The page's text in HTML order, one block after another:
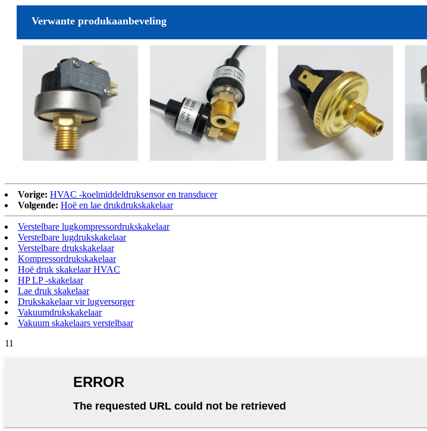
Verwante produkaanbeveling
Vorige: HVAC -koelmiddeldruksensor en transducer
Volgende: Hoë en lae drukdrukskakelaar
Verstelbare lugkompressordrukskakelaar
Verstelbare lugdrukskakelaar
Verstelbare drukskakelaar
Kompressordrukskakelaar
Hoë druk skakelaar HVAC
HP LP -skakelaar
Lae druk skakelaar
Drukskakelaar vir lugversorger
Vakuumdrukskakelaar
Vakuum skakelaars verstelbaar
11